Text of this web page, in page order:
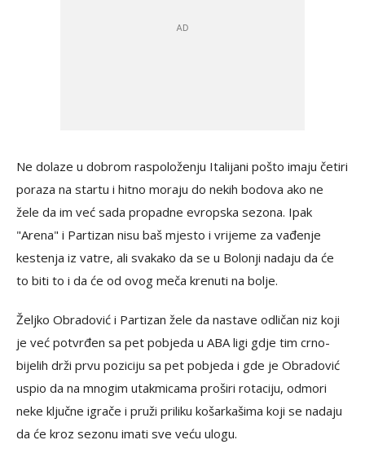
Ne dolaze u dobrom raspoloženju Italijani pošto imaju četiri
poraza na startu i hitno moraju do nekih bodova ako ne
žele da im već sada propadne evropska sezona. Ipak
"Arena" i Partizan nisu baš mjesto i vrijeme za vađenje
kestenja iz vatre, ali svakako da se u Bolonji nadaju da će
to biti to i da će od ovog meča krenuti na bolje.
Željko Obradović i Partizan žele da nastave odličan niz koji
je već potvrđen sa pet pobjeda u ABA ligi gdje tim crno-
bijelih drži prvu poziciju sa pet pobjeda i gde je Obradović
uspio da na mnogim utakmicama proširi rotaciju, odmori
neke ključne igrače i pruži priliku košarkašima koji se nadaju
da će kroz sezonu imati sve veću ulogu.